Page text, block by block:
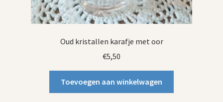
Oud kristallen karafje met oor
€5,50
Toevoegen aan winkelwagen